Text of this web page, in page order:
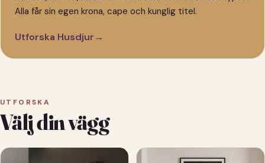
Alla får sin egen krona, cape och kunglig titel.
Utforska Husdjur→
UTFORSKA
Välj din vägg